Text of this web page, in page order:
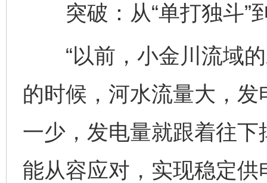
突破：从“单打独斗”到
“以前，小金川流域的
的时候，河水流量大，
一少，发电量就跟着往
能从容应对，实现稳定供